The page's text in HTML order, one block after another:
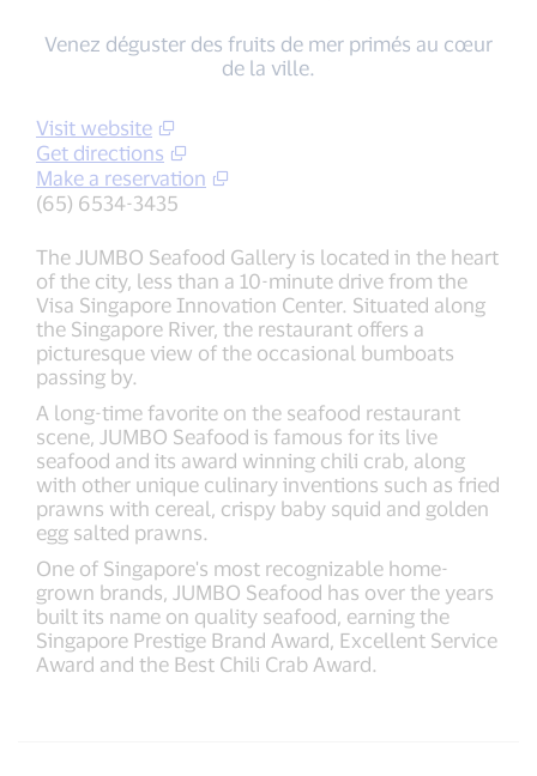
Venez déguster des fruits de mer primés au cœur
de la ville.
Visit website
Get directions
Make a reservation
(65) 6534-3435
The JUMBO Seafood Gallery is located in the heart
of the city, less than a 10-minute drive from the
Visa Singapore Innovation Center. Situated along
the Singapore River, the restaurant offers a
picturesque view of the occasional bumboats
passing by.
A long-time favorite on the seafood restaurant
scene, JUMBO Seafood is famous for its live
seafood and its award winning chili crab, along
with other unique culinary inventions such as fried
prawns with cereal, crispy baby squid and golden
egg salted prawns.
One of Singapore's most recognizable home-
grown brands, JUMBO Seafood has over the years
built its name on quality seafood, earning the
Singapore Prestige Brand Award, Excellent Service
Award and the Best Chili Crab Award.